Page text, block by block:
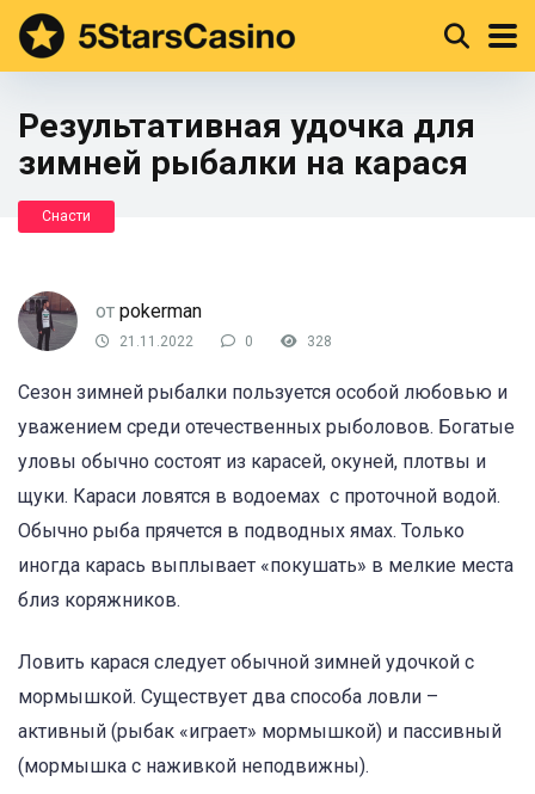
Результативная удочка для
зимней рыбалки на карася
Снасти
от pokerman
21.11.2022 0 328
Сезон зимней рыбалки пользуется особой любовью и
уважением среди отечественных рыболовов. Богатые
уловы обычно состоят из карасей, окуней, плотвы и
щуки. Караси ловятся в водоемах с проточной водой.
Обычно рыба прячется в подводных ямах. Только
иногда карась выплывает «покушать» в мелкие места
близ коряжников.
Ловить карася следует обычной зимней удочкой с
мормышкой. Существует два способа ловли –
активный (рыбак «играет» мормышкой) и пассивный
(мормышка с наживкой неподвижны).